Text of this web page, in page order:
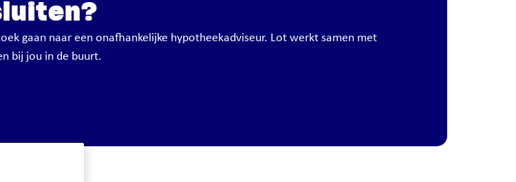
gaan naar een onafhankelijke hypotheekadviseur. Lot werkt samen met
bij jou in de buurt.